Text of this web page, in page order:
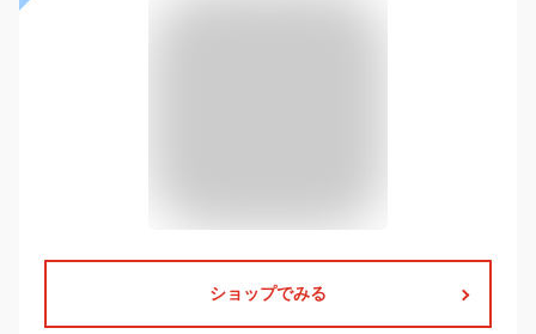
ショップでみる